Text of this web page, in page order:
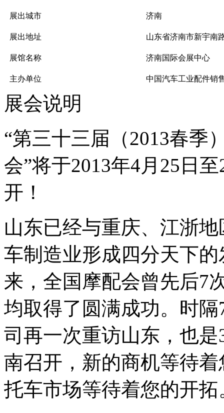
展出城市 济南
展出地址 山东省济南市新宇南
展馆名称 济南国际会展中心
主办单位 中国汽车工业配件销
展会说明
“第三十三届（2013春季
会”将于2013年4月25日
开！
山东已经与重庆、江浙
车制造业形成四分天下
来，全国摩配会曾先后7
均取得了圆满成功。时
司再一次重访山东，也
南召开，新的商机等待
托车市场等待着您的开拓